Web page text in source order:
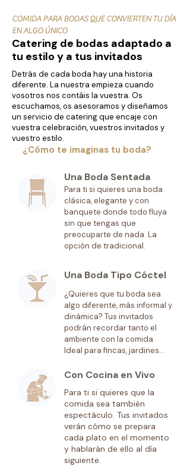
COMIDA PARA BODAS QUE CONVIERTEN TU DÍA
EN ALGO ÚNICO
Catering de bodas adaptado a
tu estilo y a tus invitados
Detrás de cada boda hay una historia
diferente. La nuestra empieza cuando
vosotros nos contáis la vuestra. Os
escuchamos, os asesoramos y diseñamos
un servicio de catering que encaje con
vuestra celebración, vuestros invitados y
vuestro estilo.
¿Cómo te imaginas tu boda?
Una Boda Sentada
Para ti si quieres una boda
clásica, elegante y con
banquete donde todo fluya
sin que tengas que
preocuparte de nada. La
opción de tradicional.
Una Boda Tipo Cóctel
¿Quieres que tu boda sea
algo diferente, más informal y
dinámica? Tus invitados
podrán recordar tanto el
ambiente con la comida.
Ideal para fincas, jardines...
Con Cocina en Vivo
Para ti si quieres que la
comida sea también
espectáculo. Tus invitados
verán cómo se prepara
cada plato en el momento
y hablarán de ello al día
siguiente.